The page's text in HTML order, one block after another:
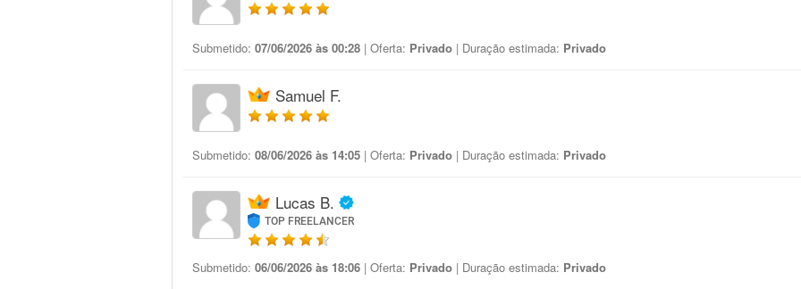
Submetido: 07/06/2026 às 00:28 | Oferta: Privado | Duração estimada: Privado
Samuel F.
Submetido: 08/06/2026 às 14:05 | Oferta: Privado | Duração estimada: Privado
Lucas B.
TOP FREELANCER
Submetido: 06/06/2026 às 18:06 | Oferta: Privado | Duração estimada: Privado